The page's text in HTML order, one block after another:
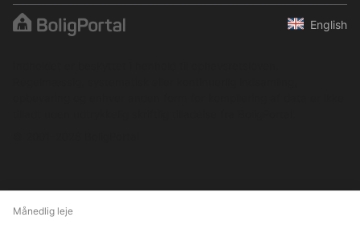
Månedlig leje
English